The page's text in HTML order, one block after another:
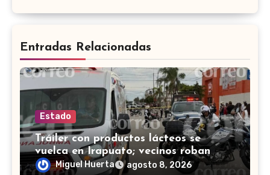
Entradas Relacionadas
Estado
Tráiler con productos lácteos se
vuelca en Irapuato; vecinos roban
carga en lugar de auxiliar a heridos
Miguel Huerta agosto 8, 2026